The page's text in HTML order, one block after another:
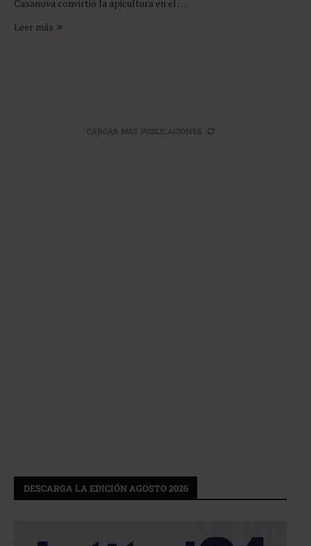
Casanova convirtió la apicultura en el …
Leer más
CARGAR MÁS PUBLICACIONES
DESCARGA LA EDICIÓN AGOSTO 2026